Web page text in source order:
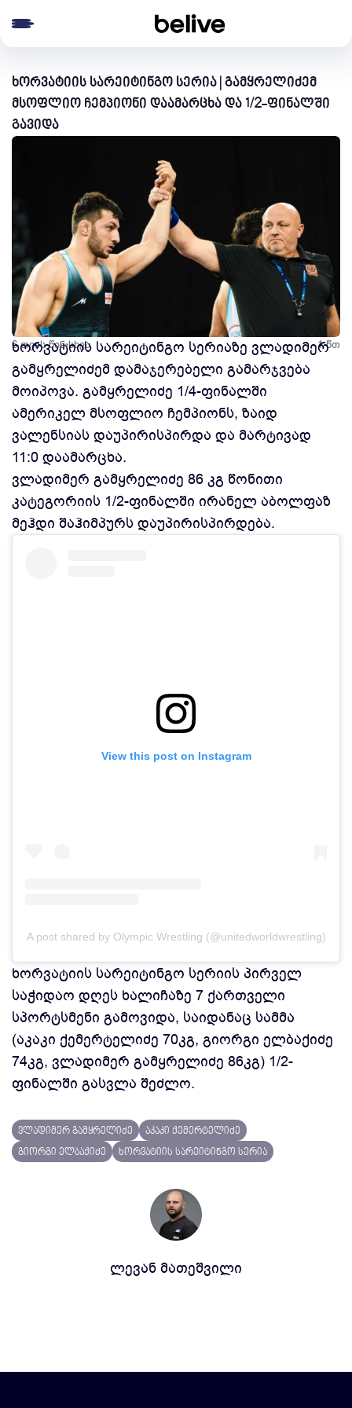
ხორვატიის სარეიტინგო სერია | გამყრელიძემ
მსოფლიო ჩემპიონი დაამარცხა და 1/2-ფინალში
გავიდა
6 თვის წინ სხვა 1 წთ
ხორვატიის სარეიტინგო სერიაზე ვლადიმერ
გამყრელიძემ დამაჯერებელი გამარჯვება
მოიპოვა. გამყრელიძე 1/4-ფინალში
ამერიკელ მსოფლიო ჩემპიონს, ზაიდ
ვალენსიას დაუპირისპირდა და მარტივად
11:0 დაამარცხა.
ვლადიმერ გამყრელიძე 86 კგ წონითი
კატეგორიის 1/2-ფინალში ირანელ აბოლფაზ
მეჰდი შაჰიმპურს დაუპირისპირდება.
View this post on Instagram
A post shared by Olympic Wrestling (@unitedworldwrestling)
ხორვატიის სარეიტინგო სერიის პირველ
საჭიდაო დღეს ხალიჩაზე 7 ქართველი
სპორტსმენი გამოვიდა, საიდანაც სამმა
(აკაკი ქემერტელიძე 70კგ, გიორგი ელბაქიძე
74კგ, ვლადიმერ გამყრელიძე 86კგ) 1/2-
ფინალში გასვლა შეძლო.
ვლადიმერ გამყრელიძე
აკაკი ქემერტელიძე
გიორგი ელბაქიძე
ხორვატიის სარეიტინგო სერია
ლევან მათეშვილი